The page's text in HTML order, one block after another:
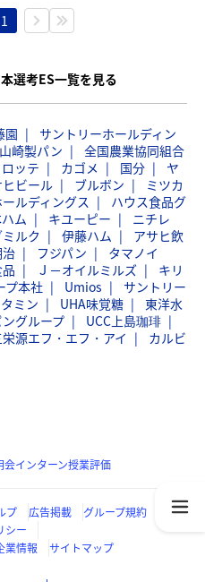
1
選考ES一覧を見る
園
サントリーホールディン
山崎製パン
全国農業協同組合
ロッテ カゴメ 国分
ヤ
ビール ブルボン
ミツカ
ルディングス
ハウス食品グ
ム キユーピー
ニチレ
ルク 伊藤ハム
アサヒ飲
治 フジパン
タマノイ
Ｊ－オイルミルズ
キリ
プ本社 Umios
サントリー
ミン UHA味覚糖
東洋水
グループ
UCC上島珈琲
栄源エフ・エフ・アイ
カルビ
会インターン授業評価
プ 広告掲載
グループ規約
シー
業情報 サイトマップ